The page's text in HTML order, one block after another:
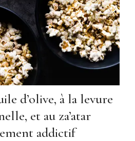
d’olive, à la levure
et au za’atar
addictif